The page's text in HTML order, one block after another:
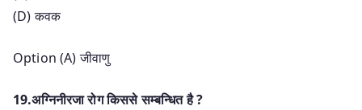
(D) कवक
Option (A) जीवाणु
19.अग्निनीरजा रोग किससे सम्बन्धित है ?